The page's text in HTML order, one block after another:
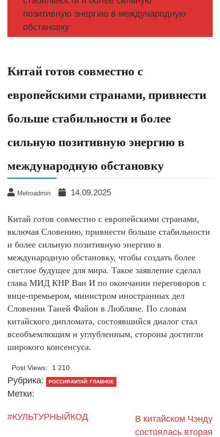
позитивную энергию в международную
обстановку
Китай готов совместно с
европейскими странами, привнести
больше стабильности и более
сильную позитивную энергию в
международную обстановку
Metroadmin 14.09.2025
Китай готов совместно с европейскими странами,
включая Словению, привнести больше стабильности
и более сильную позитивную энергию в
международную обстановку, чтобы создать более
светлое будущее для мира. Такое заявление сделал
глава МИД КНР Ван И по окончании переговоров с
вице-премьером, министром иностранных дел
Словении Таней Файон в Любляне. По словам
китайского дипломата, состоявшийся диалог стал
всеобъемлющим и углубленным, стороны достигли
широкого консенсуса.
Post Views: 1 210
Рубрика: РОССИЯ-КИТАЙ: ГЛАВНОЕ
Метки:
#КУЛЬТУРНЫЙКОД
В китайском Чэнду
состоялась вторая